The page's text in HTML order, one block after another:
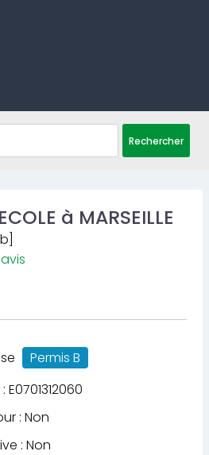
Rechercher
à MARSEILLE
Permis B
: Non
: Non